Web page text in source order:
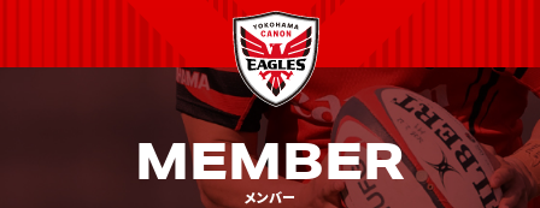
MEMBER
メンバー